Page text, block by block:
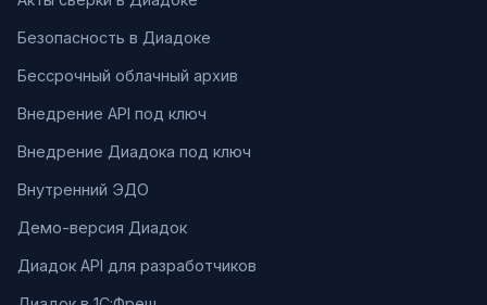
Безопасность в Диадоке
Бессрочный облачный архив
Внедрение API под ключ
Внедрение Диадока под ключ
Внутренний ЭДО
Демо-версия Диадок
Диадок API для разработчиков